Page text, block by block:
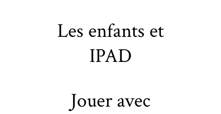
Les enfants et
IPAD
Jouer avec